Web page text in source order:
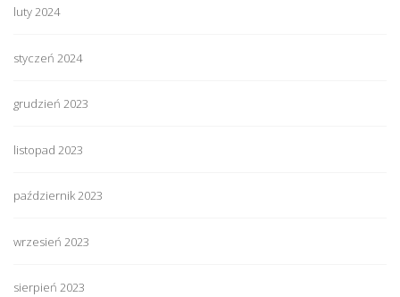
luty 2024
styczeń 2024
grudzień 2023
listopad 2023
październik 2023
wrzesień 2023
sierpień 2023